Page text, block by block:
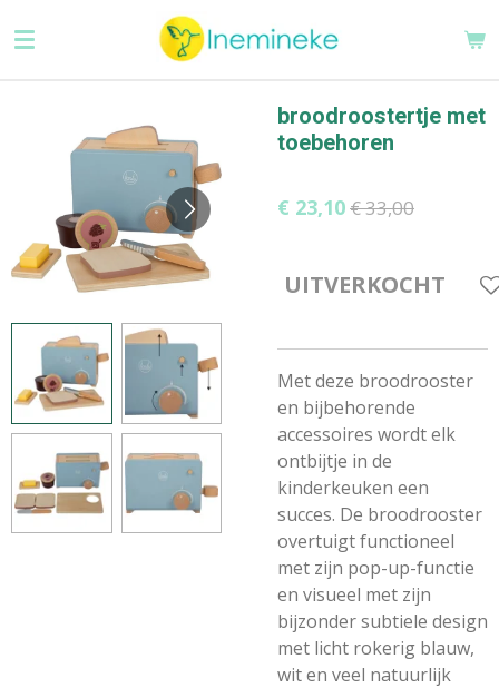
direct
hoofdinhoud
broodroostertje met
toebehoren
€ 23,10€ 33,00
UITVERKOCHT
Met deze broodrooster
en bijbehorende
accessoires wordt elk
ontbijtje in de
kinderkeuken een
succes. De broodrooster
overtuigt functioneel
met zijn pop-up-functie
en visueel met zijn
bijzonder subtiele design
met licht rokerig blauw,
wit en veel natuurlijk